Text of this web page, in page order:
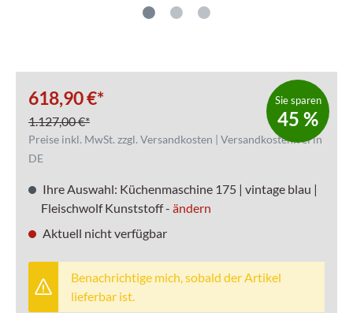
618,90 €* Sie sparen
45 %
1.127,00 €*
Preise inkl. MwSt. zzgl. Versandkosten | Versandkostenfrei in
DE
Ihre Auswahl: Küchenmaschine 175 | vintage blau |
Fleischwolf Kunststoff - ändern
Aktuell nicht verfügbar
Benachrichtige mich, sobald der Artikel
lieferbar ist.